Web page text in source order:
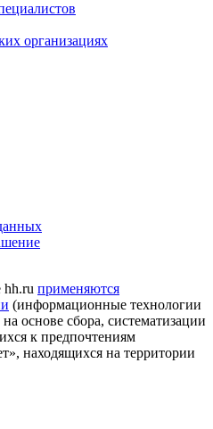
организациях
применяются
(информационные технологии
основе сбора, систематизации
к предпочтениям
находящихся на территории